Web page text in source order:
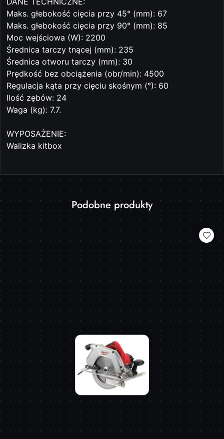
Maks. głebokość cięcia przy 45° (mm): 67
Maks. głebokość cięcia przy 90° (mm): 85
Moc wejściowa (W): 2200
Średnica tarczy tnącej (mm): 235
Średnica otworu tarczy (mm): 30
Prędkość bez obciążenia (obr/min): 4500
Regulacja kąta przy cięciu skośnym (°): 60
Ilość zębów: 24
Waga (kg): 7.7.
WYPOSAŻENIE:
Walizka kitbox
Pomiń karuzelę produktów
Produkty
statusie:
Podobne produkty